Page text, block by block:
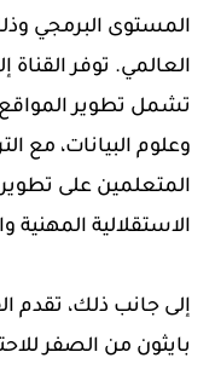
المستوى البرمجي
العالمي. توفر
تشمل تطوير
وعلوم البيانات، مع
المتعلمين على
الاستقلالية المهنية
إلى جانب ذلك، تقدم
بايثون من الصفر